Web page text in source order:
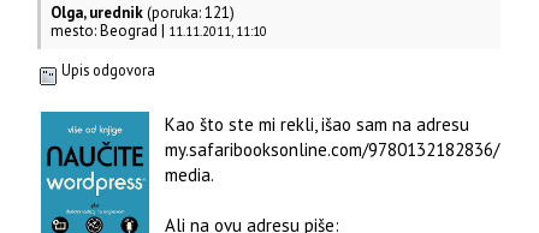
Olga, urednik(poruka: 121)
mesto: Beograd | 11.11.2011, 11:10
Upis odgovora
Kao što ste mi rekli, išao sam na adresu
my.safaribooksonline.com/9780132182836/
media.
Ali na ovu adresu piše: